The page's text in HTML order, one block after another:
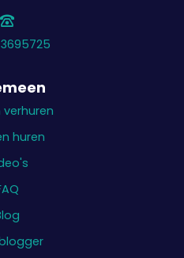
3695725
verhuren
huren